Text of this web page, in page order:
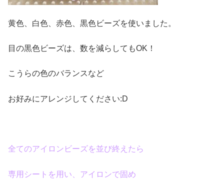
黄色、白色、赤色、黒色ビーズを使いました。
目の黒色ビーズは、数を減らしてもOK！
こうらの色のバランスなど
お好みにアレンジしてください:D
全てのアイロンビーズを並び終えたら
専用シートを用い、アイロンで固め